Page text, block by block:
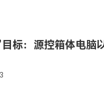
标：源控箱体电脑